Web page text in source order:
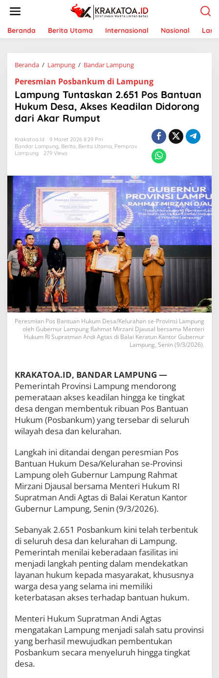
t
Beranda Berita Utama Internasional Nasional
Beranda / Lampung / Bandar Lampung
m
p
u
n
n
k
n
2
.
6
5
1
o
B
a
n
u
a
n
H
u
m
D
e
s
a
,
e
s
e
a
d
i
n
D
i
o
r
o
n
g
a
r
i
k
Peresmian Posbankum di Lampung
Lampung Tuntaskan 2.651 Pos Bantuan
Hukum Desa, Akses Keadilan Didorong
dari Akar Rumput
Krakatoa.id
9 Maret 2026 8:29 Pm
Bandar Lampung, Berita, Berita Utama, Pemprov
Lampung
279 Views
Peresmian Pos Bantuan Hukum Desa/Kelurahan se-Provinsi Lampung
oleh Gubernur Lampung Rahmat Mirzani Djausal bersama Menteri
Hukum RI Supratman Andi Agtas di Balai Keratun Kantor Gubernur
Lampung, Senin (9/3/2026).
KRAKATOA.ID, BANDAR LAMPUNG —
Pemerintah Provinsi Lampung mendorong
pemerataan akses keadilan hingga ke tingkat
desa dengan membentuk ribuan Pos Bantuan
Hukum (Posbankum) yang tersebar di seluruh
wilayah desa dan kelurahan.
Langkah ini ditandai dengan peresmian Pos
Bantuan Hukum Desa/Kelurahan se-Provinsi
Lampung oleh Gubernur Lampung Rahmat
Mirzani Djausal bersama Menteri Hukum RI
Supratman Andi Agtas di Balai Keratun Kantor
Gubernur Lampung, Senin (9/3/2026).
Sebanyak 2.651 Posbankum kini telah terbentuk
di seluruh desa dan kelurahan di Lampung.
Pemerintah menilai keberadaan fasilitas ini
menjadi langkah penting dalam mendekatkan
layanan hukum kepada masyarakat, khususnya
warga desa yang selama ini memiliki
keterbatasan akses terhadap bantuan hukum.
Menteri Hukum Supratman Andi Agtas
mengatakan Lampung menjadi salah satu provinsi
yang berhasil mewujudkan pembentukan
Posbankum secara menyeluruh hingga tingkat
desa.